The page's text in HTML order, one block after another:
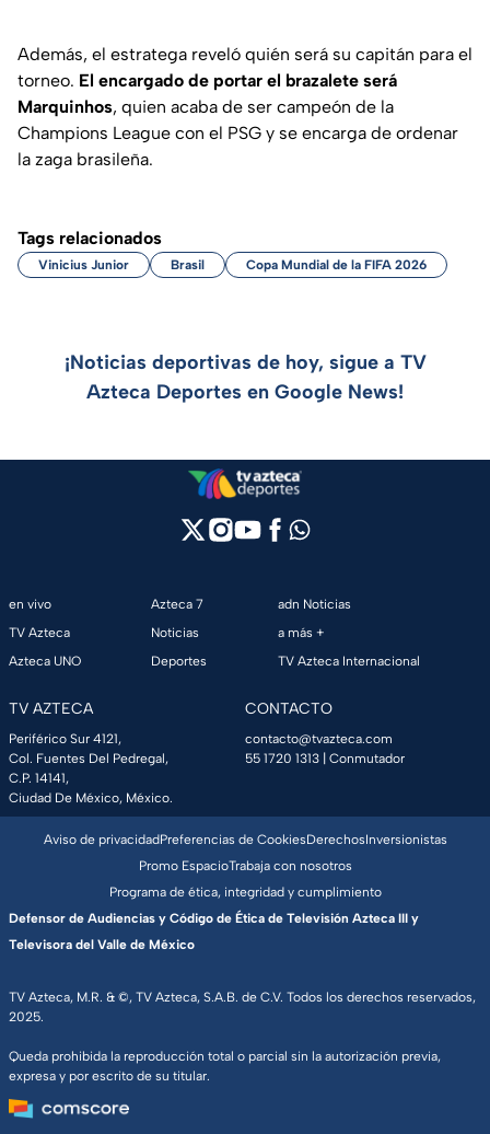
Además, el estratega reveló quién será su capitán para el
torneo. El encargado de portar el brazalete será
Marquinhos, quien acaba de ser campeón de la
Champions League con el PSG y se encarga de ordenar
la zaga brasileña.
Tags relacionados
Vinicius Junior Brasil Copa Mundial de la FIFA 2026
¡Noticias deportivas de hoy, sigue a TV
Azteca Deportes en Google News!
en vivo
TV Azteca
Azteca UNO
Azteca 7
Noticias
Deportes
adn Noticias
a más +
TV Azteca Internacional
TV AZTECA
Periférico Sur 4121,
Col. Fuentes Del Pedregal,
C.P. 14141,
Ciudad De México, México.
CONTACTO
contacto@tvazteca.com
55 1720 1313 | Conmutador
TV Azteca, M.R. & ©, TV Azteca, S.A.B. de C.V. Todos los derechos reservados,
2025.
Queda prohibida la reproducción total o parcial sin la autorización previa,
expresa y por escrito de su titular.
Aviso de privacidadPreferencias de CookiesDerechosInversionistas
Promo EspacioTrabaja con nosotros
Programa de ética, integridad y cumplimiento
Defensor de Audiencias y Código de Ética de Televisión Azteca III y
Televisora del Valle de México